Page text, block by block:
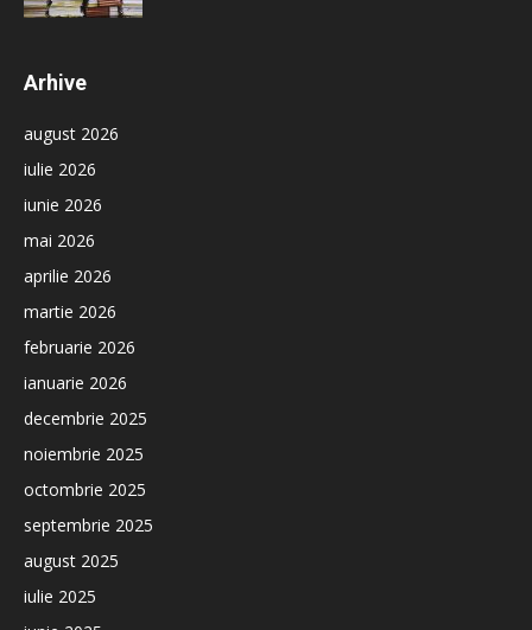
Arhive
august 2026
iulie 2026
iunie 2026
mai 2026
aprilie 2026
martie 2026
februarie 2026
ianuarie 2026
decembrie 2025
noiembrie 2025
octombrie 2025
septembrie 2025
august 2025
iulie 2025